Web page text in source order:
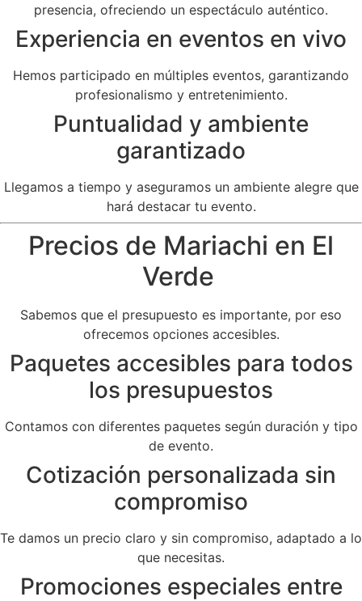
presencia, ofreciendo un espectáculo auténtico.
Experiencia en eventos en vivo
Hemos participado en múltiples eventos, garantizando
profesionalismo y entretenimiento.
Puntualidad y ambiente
garantizado
Llegamos a tiempo y aseguramos un ambiente alegre que
hará destacar tu evento.
Precios de Mariachi en El
Verde
Sabemos que el presupuesto es importante, por eso
ofrecemos opciones accesibles.
Paquetes accesibles para todos
los presupuestos
Contamos con diferentes paquetes según duración y tipo
de evento.
Cotización personalizada sin
compromiso
Te damos un precio claro y sin compromiso, adaptado a lo
que necesitas.
Promociones especiales entre